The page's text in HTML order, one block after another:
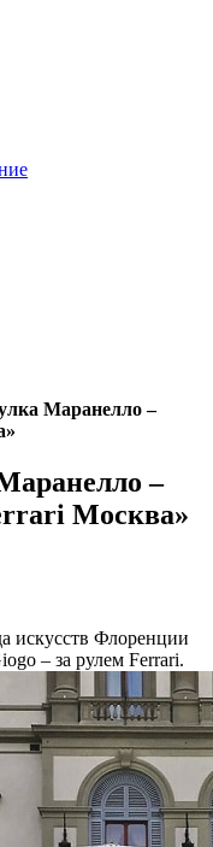
Маранелло –
–
Москва»
искусств Флоренции
– за рулем Ferrari.